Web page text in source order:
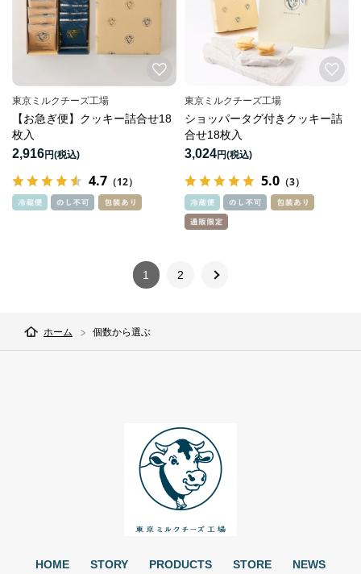
東京ミルクチーズ工場
【お急ぎ便】クッキー詰合せ18
枚入
2,916円
4.7 （12）
東京ミルクチーズ工場
ショッパータグ付きクッキー詰
合せ18枚入
3,024円
5.0 （3）
1 2
ホーム 個数から選ぶ
HOME STORY PRODUCTS STORE NEWS